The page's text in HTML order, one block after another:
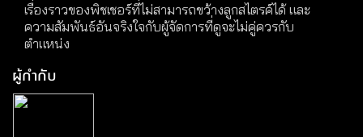
เรื่องราวของพิชเชอร์ที่ไม่สามารถขว้างลูกสไตรค์ได้ และ
ความสัมพันธ์อันจริงใจกับผู้จัดการที่ดูจะไม่คู่ควรกับ
ตำแหน่ง
ผู้กำกับ